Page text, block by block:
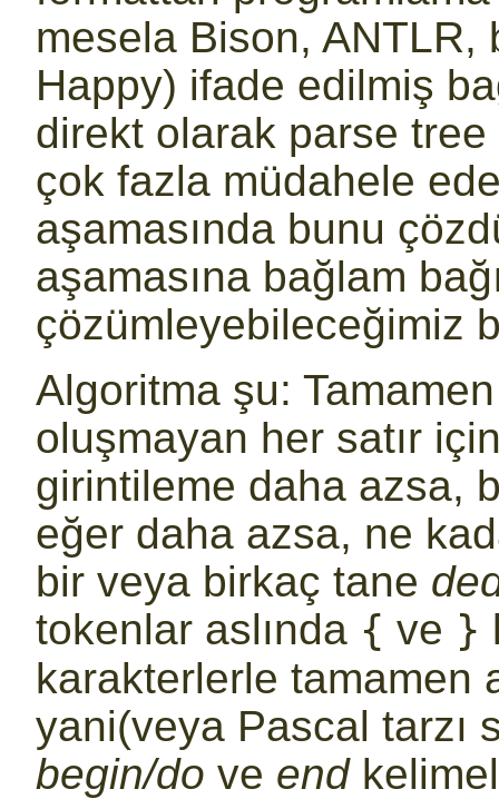
mesela Bison, ANTLR,
Happy) ifade edilmiş
direkt olarak parse
çok fazla müdahele
aşamasında bunu
aşamasına bağlam
çözümleyebileceğimiz
Algoritma şu:
oluşmayan her satır
girintileme daha azsa,
eğer daha azsa, ne
bir veya birkaç tane
tokenlar aslında { ve }
karakterlerle tamamen
yani(veya Pascal tarzı
begin/do ve end